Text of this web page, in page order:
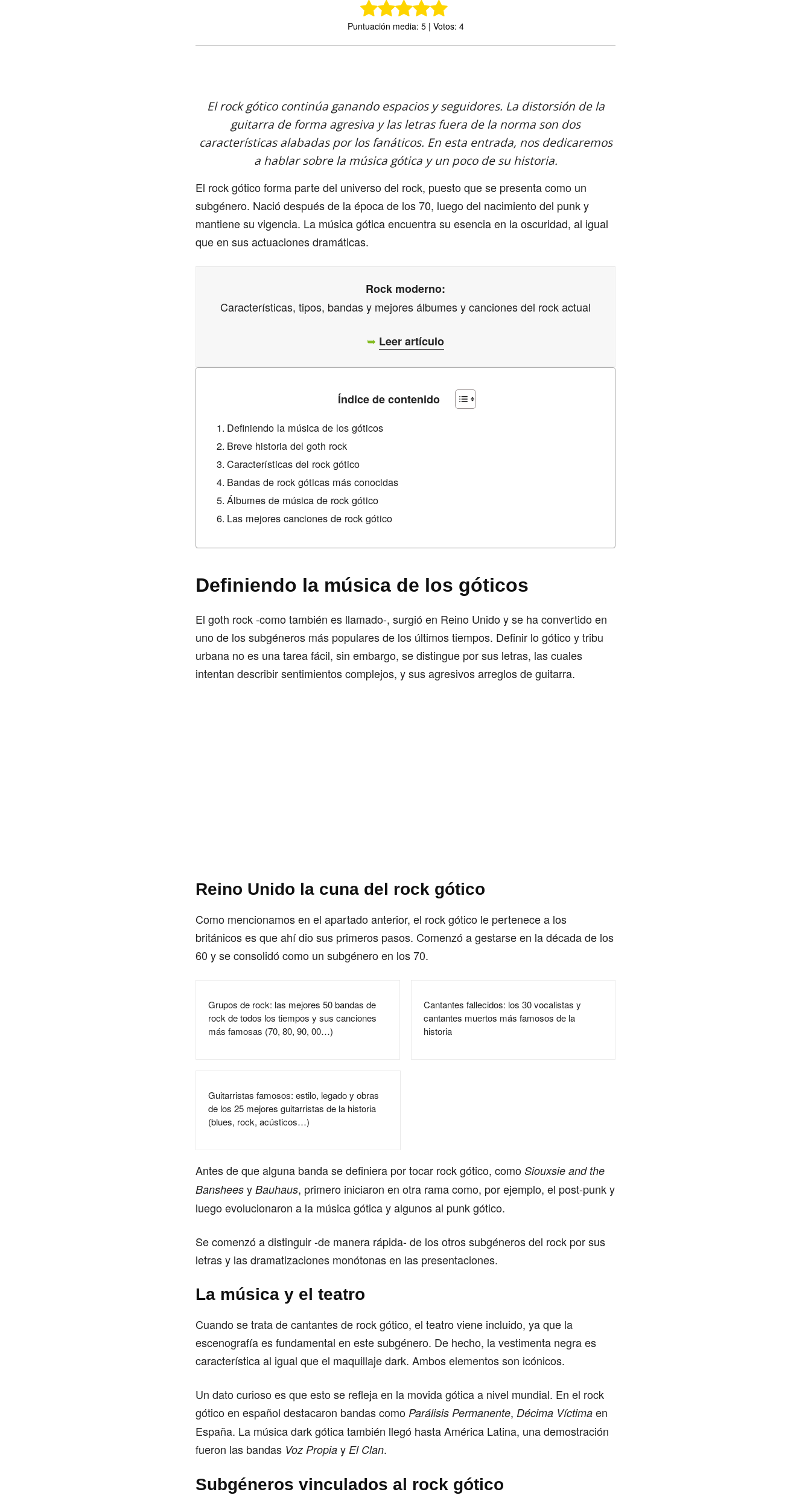
Puntuación media: 5 | Votos: 4
El rock gótico continúa ganando espacios y seguidores. La distorsión de la
guitarra de forma agresiva y las letras fuera de la norma son dos
características alabadas por los fanáticos. En esta entrada, nos dedicaremos
a hablar sobre la música gótica y un poco de su historia.
El rock gótico forma parte del universo del rock, puesto que se presenta como un
subgénero. Nació después de la época de los 70, luego del nacimiento del punk y
mantiene su vigencia. La música gótica encuentra su esencia en la oscuridad, al igual
que en sus actuaciones dramáticas.
Rock moderno:
Características, tipos, bandas y mejores álbumes y canciones del rock actual
➥ Leer artículo
Índice de contenido
Definiendo la música de los góticos
Breve historia del goth rock
Características del rock gótico
Bandas de rock góticas más conocidas
Álbumes de música de rock gótico
Las mejores canciones de rock gótico
Definiendo la música de los góticos
El goth rock -como también es llamado-, surgió en Reino Unido y se ha convertido en
uno de los subgéneros más populares de los últimos tiempos. Definir lo gótico y tribu
urbana no es una tarea fácil, sin embargo, se distingue por sus letras, las cuales
intentan describir sentimientos complejos, y sus agresivos arreglos de guitarra.
Reino Unido la cuna del rock gótico
Como mencionamos en el apartado anterior, el rock gótico le pertenece a los
británicos es que ahí dio sus primeros pasos. Comenzó a gestarse en la década de los
60 y se consolidó como un subgénero en los 70.
Grupos de rock: las mejores 50 bandas de
rock de todos los tiempos y sus canciones
más famosas (70, 80, 90, 00…)
Cantantes fallecidos: los 30 vocalistas y
cantantes muertos más famosos de la
historia
Guitarristas famosos: estilo, legado y obras
de los 25 mejores guitarristas de la historia
(blues, rock, acústicos…)
Antes de que alguna banda se definiera por tocar rock gótico, como Siouxsie and the
Banshees y Bauhaus, primero iniciaron en otra rama como, por ejemplo, el post-punk y
luego evolucionaron a la música gótica y algunos al punk gótico.
Se comenzó a distinguir -de manera rápida- de los otros subgéneros del rock por sus
letras y las dramatizaciones monótonas en las presentaciones.
La música y el teatro
Cuando se trata de cantantes de rock gótico, el teatro viene incluido, ya que la
escenografía es fundamental en este subgénero. De hecho, la vestimenta negra es
característica al igual que el maquillaje dark. Ambos elementos son icónicos.
Un dato curioso es que esto se refleja en la movida gótica a nivel mundial. En el rock
gótico en español destacaron bandas como Parálisis Permanente, Décima Víctima en
España. La música dark gótica también llegó hasta América Latina, una demostración
fueron las bandas Voz Propia y El Clan.
Subgéneros vinculados al rock gótico